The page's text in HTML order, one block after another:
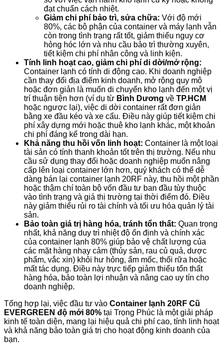
đạt chuẩn cách nhiệt.
Giảm chi phí bảo trì, sửa chữa: Với độ mới
80%, các bộ phận của container và máy lạnh vẫn
còn trong tình trạng rất tốt, giảm thiểu nguy cơ
hỏng hóc lớn và nhu cầu bảo trì thường xuyên,
tiết kiệm chi phí nhân công và linh kiện.
Tính linh hoạt cao, giảm chi phí di dời/mở rộng:
Container lạnh có tính di động cao. Khi doanh nghiệp
cần thay đổi địa điểm kinh doanh, mở rộng quy mô
hoặc đơn giản là muốn di chuyển kho lạnh đến một vị
trí thuận tiện hơn (ví dụ từ Bình Dương về TP.HCM
hoặc ngược lại), việc di dời container rất đơn giản
bằng xe đầu kéo và xe cẩu. Điều này giúp tiết kiệm chi
phí xây dựng mới hoặc thuê kho lạnh khác, một khoản
chi phí đáng kể trong dài hạn.
Khả năng thu hồi vốn linh hoạt: Container là một loại
tài sản có tính thanh khoản tốt trên thị trường. Nếu nhu
cầu sử dụng thay đổi hoặc doanh nghiệp muốn nâng
cấp lên loại container lớn hơn, quý khách có thể dễ
dàng bán lại container lạnh 20RF này, thu hồi một phần
hoặc thậm chí toàn bộ vốn đầu tư ban đầu tùy thuộc
vào tình trạng và giá thị trường tại thời điểm đó. Điều
này giảm thiểu rủi ro tài chính và tối ưu hóa quản lý tài
sản.
Bảo toàn giá trị hàng hóa, tránh tổn thất: Quan trọng
nhất, khả năng duy trì nhiệt độ ổn định và chính xác
của container lạnh 80% giúp bảo vệ chất lượng của
các mặt hàng nhạy cảm (thủy sản, rau củ quả, dược
phẩm, vắc xin) khỏi hư hỏng, ẩm mốc, thối rữa hoặc
mất tác dụng. Điều này trực tiếp giảm thiểu tổn thất
hàng hóa, bảo toàn lợi nhuận và nâng cao uy tín cho
doanh nghiệp.
Tổng hợp lại, việc đầu tư vào Container lạnh 20RF Cũ
EVERGREEN độ mới 80% tại Trọng Phúc là một giải pháp
kinh tế toàn diện, mang lại hiệu quả chi phí cao, tính linh hoạt
và khả năng bảo toàn giá trị cho hoạt động kinh doanh của
bạn.